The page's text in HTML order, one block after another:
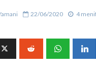
22/06/2020 4